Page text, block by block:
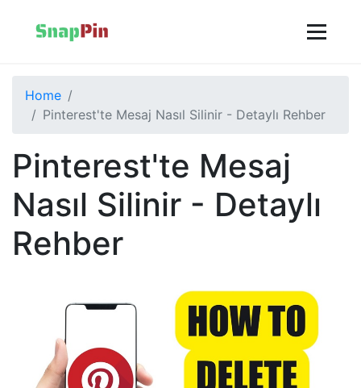
Home
Pinterest'te Mesaj Nasıl Silinir - Detaylı Rehber
Pinterest'te Mesaj
Nasıl Silinir - Detaylı
Rehber